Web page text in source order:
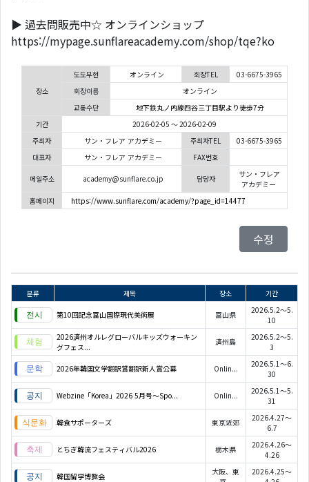
▶ 過去問販売中☆ オンラインショップ
https://mypage.sunflareacademy.com/shop/tqe?ko
장소
도도부현 オンライン 회장TEL
03-6675-3965
회장이름
オンライン
교통수단
地下鉄丸ノ内線四谷三丁目駅より徒歩7分
기간
2026-02-05 ～ 2026-02-09
주최자
サン・フレア アカデミー 주최자TEL
03-6675-3965
대표자
サン・フレア アカデミー FAX번호
메일주소 academy@sunflare.co.jp 담당자
サン・フレア
アカデミー
홈페이지
https://www.sunflare.com/academy/?page_id=14477
수정
분류 제목 장소 기간
第10回記念富山国際現代美術展 富山県
2026.5.2～5.
10
2026済州オルレグローバルキッズウォーキン
グフェス...
済州島
2026.5.2～5.
3
2026年韓国文学翻訳賞翻訳新人賞公募 Onlin...
2026.5.1～6.
30
Webzine「Korea」2026 5月号～Spo... Onlin...
2026.5.1～5.
31
韓食サポーターズ 東京近郊
2026.4.27～
6.7
とちぎ韓流フェスティバル2026 栃木県
2026.4.26～
4.26
韓国留学博覧会
大阪、東
2026.4.25～